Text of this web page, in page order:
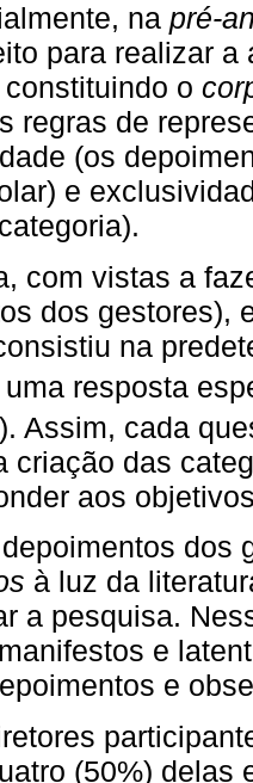
na pré-
para realizar
o
regras de
(os
e
com vistas a
dos gestores),
na
resposta
Assim, cada
criação das
aos
dos
à luz da
a pesquisa.
e
e
(50%) delas